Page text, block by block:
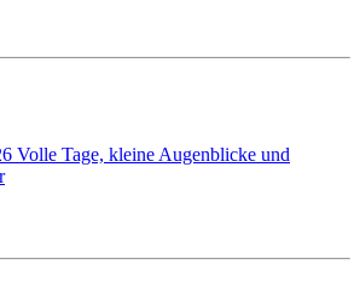
Volle Tage, kleine Augenblicke und